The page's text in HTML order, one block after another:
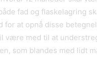
fad og flaskelagring
at opnå disse
være med til at
som blandes med lidt